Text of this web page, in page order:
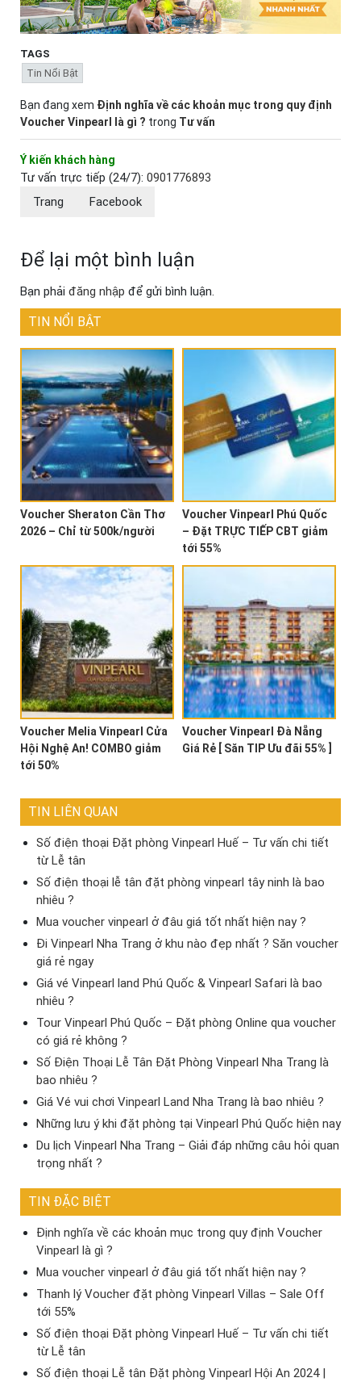
TAGS
Tin Nổi Bật
Bạn đang xem Định nghĩa về các khoản mục trong quy định
Voucher Vinpearl là gì ? trong Tư vấn
Ý kiến khách hàng
Tư vấn trực tiếp (24/7): 0901776893
Trang
Facebook
Để lại một bình luận
Bạn phải đăng nhập để gửi bình luận.
TIN NỔI BẬT
Voucher Sheraton Cần Thơ
2026 – Chỉ từ 500k/người
Voucher Vinpearl Phú Quốc
– Đặt TRỰC TIẾP CBT giảm
tới 55%
Voucher Melia Vinpearl Cửa
Hội Nghệ An! COMBO giảm
tới 50%
Voucher Vinpearl Đà Nẵng
Giá Rẻ [ Săn TIP Ưu đãi 55% ]
TIN LIÊN QUAN
Số điện thoại Đặt phòng Vinpearl Huế – Tư vấn chi tiết
từ Lễ tân
Số điện thoại lễ tân đặt phòng vinpearl tây ninh là bao
nhiêu ?
Mua voucher vinpearl ở đâu giá tốt nhất hiện nay ?
Đi Vinpearl Nha Trang ở khu nào đẹp nhất ? Săn voucher
giá rẻ ngay
Giá vé Vinpearl land Phú Quốc & Vinpearl Safari là bao
nhiêu ?
Tour Vinpearl Phú Quốc – Đặt phòng Online qua voucher
có giá rẻ không ?
Số Điện Thoại Lễ Tân Đặt Phòng Vinpearl Nha Trang là
bao nhiêu ?
Giá Vé vui chơi Vinpearl Land Nha Trang là bao nhiêu ?
Những lưu ý khi đặt phòng tại Vinpearl Phú Quốc hiện nay
Du lịch Vinpearl Nha Trang – Giải đáp những câu hỏi quan
trọng nhất ?
TIN ĐẶC BIỆT
Định nghĩa về các khoản mục trong quy định Voucher
Vinpearl là gì ?
Mua voucher vinpearl ở đâu giá tốt nhất hiện nay ?
Thanh lý Voucher đặt phòng Vinpearl Villas – Sale Off
tới 55%
Số điện thoại Đặt phòng Vinpearl Huế – Tư vấn chi tiết
từ Lễ tân
Số điện thoại Lễ tân Đặt phòng Vinpearl Hội An 2024 |